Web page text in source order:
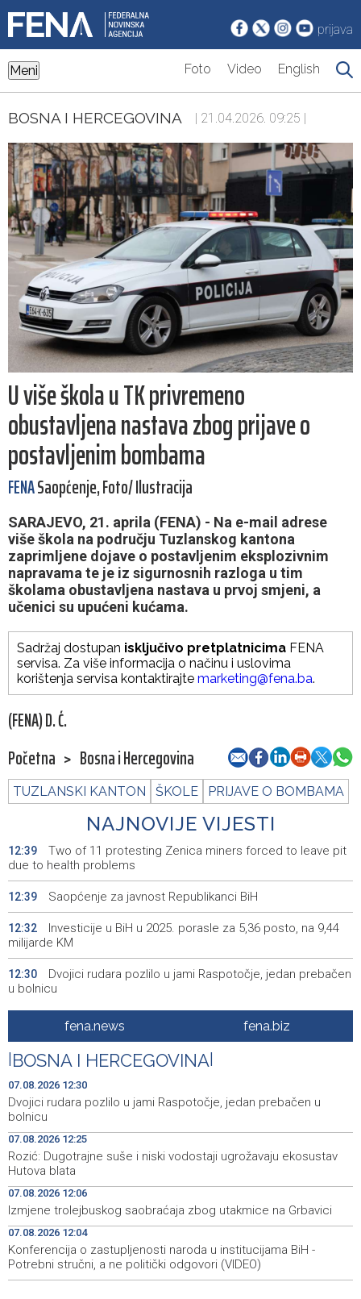
prijava
Meni Foto Video English
BOSNA I HERCEGOVINA | 21.04.2026. 09:25 |
U više škola u TK privremeno
obustavljena nastava zbog prijave o
postavljenim bombama
FENASaopćenje, Foto/ Ilustracija
SARAJEVO, 21. aprila (FENA) - Na e-mail adrese
više škola na području Tuzlanskog kantona
zaprimljene dojave o postavljenim eksplozivnim
napravama te je iz sigurnosnih razloga u tim
školama obustavljena nastava u prvoj smjeni, a
učenici su upućeni kućama.
Sadržaj dostupan isključivo pretplatnicima FENA
servisa. Za više informacija o načinu i uslovima
korištenja servisa kontaktirajte marketing@fena.ba.
(FENA) D. Ć.
Početna > Bosna i Hercegovina
TUZLANSKI KANTON ŠKOLE PRIJAVE O BOMBAMA
NAJNOVIJE VIJESTI
12:39
Two of 11 protesting Zenica miners forced to leave pit
due to health problems
12:39 Saopćenje za javnost Republikanci BiH
12:32
Investicije u BiH u 2025. porasle za 5,36 posto, na 9,44
milijarde KM
12:30
Dvojici rudara pozlilo u jami Raspotočje, jedan prebačen
u bolnicu
Rozić: Dugotrajne suše i niski vodostaji ugrožavaju
ekosustav Hutova blata
12:23
Public transportation changes in Sarajevo today due to
football match at Grbavica Stadium
12:17
Brodski promet kroz Hormuški moreuz i dalje je ozbiljno
12:16
Multiple fires reported in West Herzegovina Canton,
more than 27,000 square meters burned in Grude
12:13
Best Photo contest to capture memorable moments of
the 32nd Sarajevo Film Festival
12:06
Izmjene trolejbuskog saobraćaja zbog utakmice na
Grbavici
fena.news fena.biz
BOSNA I HERCEGOVINA
07.08.2026 12:30
Dvojici rudara pozlilo u jami Raspotočje, jedan prebačen u
bolnicu
07.08.2026 12:25
Rozić: Dugotrajne suše i niski vodostaji ugrožavaju ekosustav
Hutova blata
07.08.2026 12:06
Izmjene trolejbuskog saobraćaja zbog utakmice na Grbavici
07.08.2026 12:04
Konferencija o zastupljenosti naroda u institucijama BiH -
Potrebni stručni, a ne politički odgovori (VIDEO)